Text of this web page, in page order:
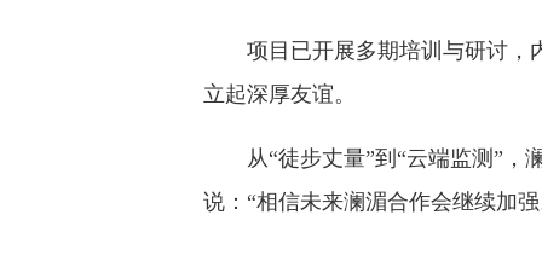
项目已开展多期培训与研讨，
立起深厚友谊。
从“徒步丈量”到“云端监测”
说：“相信未来澜湄合作会继续加